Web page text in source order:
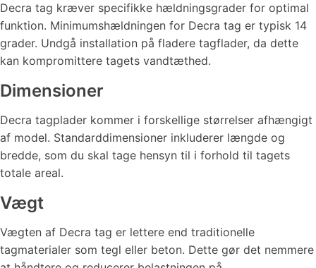
Decra tag kræver specifikke hældningsgrader for optimal
funktion. Minimumshældningen for Decra tag er typisk 14
grader. Undgå installation på fladere tagflader, da dette
kan kompromittere tagets vandtæthed.
Dimensioner
Decra tagplader kommer i forskellige størrelser afhængigt
af model. Standarddimensioner inkluderer længde og
bredde, som du skal tage hensyn til i forhold til tagets
totale areal.
Vægt
Vægten af Decra tag er lettere end traditionelle
tagmaterialer som tegl eller beton. Dette gør det nemmere